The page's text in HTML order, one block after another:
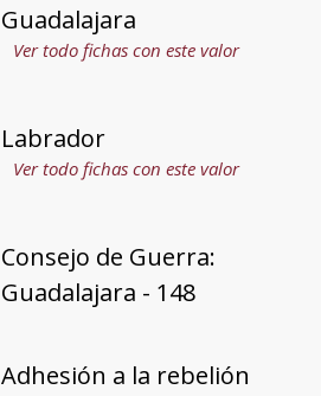
Guadalajara
Ver todo fichas con este valor
Labrador
Ver todo fichas con este valor
Consejo de Guerra:
Guadalajara - 148
Adhesión a la rebelión